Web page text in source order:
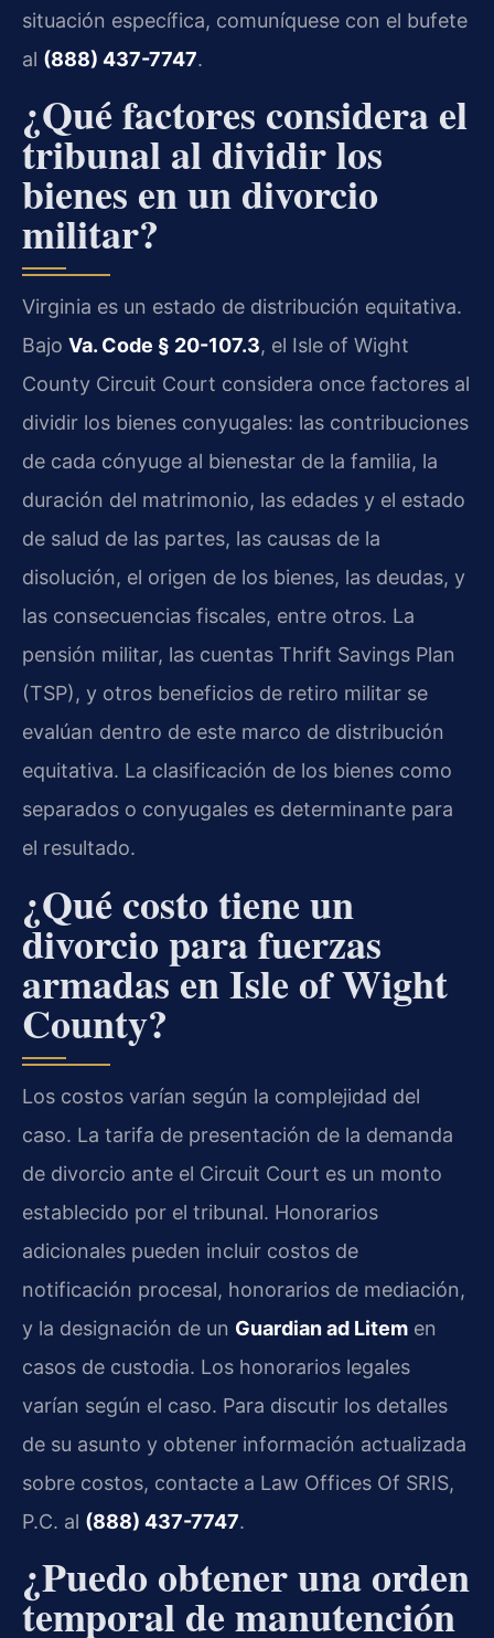
situación específica, comuníquese con el bufete
al (888) 437-7747.
¿Qué factores considera el
tribunal al dividir los
bienes en un divorcio
militar?
Virginia es un estado de distribución equitativa.
Bajo Va. Code § 20-107.3, el Isle of Wight
County Circuit Court considera once factores al
dividir los bienes conyugales: las contribuciones
de cada cónyuge al bienestar de la familia, la
duración del matrimonio, las edades y el estado
de salud de las partes, las causas de la
disolución, el origen de los bienes, las deudas, y
las consecuencias fiscales, entre otros. La
pensión militar, las cuentas Thrift Savings Plan
(TSP), y otros beneficios de retiro militar se
evalúan dentro de este marco de distribución
equitativa. La clasificación de los bienes como
separados o conyugales es determinante para
el resultado.
¿Qué costo tiene un
divorcio para fuerzas
armadas en Isle of Wight
County?
Los costos varían según la complejidad del
caso. La tarifa de presentación de la demanda
de divorcio ante el Circuit Court es un monto
establecido por el tribunal. Honorarios
adicionales pueden incluir costos de
notificación procesal, honorarios de mediación,
y la designación de un Guardian ad Litem en
casos de custodia. Los honorarios legales
varían según el caso. Para discutir los detalles
de su asunto y obtener información actualizada
sobre costos, contacte a Law Offices Of SRIS,
P.C. al (888) 437-7747.
¿Puedo obtener una orden
temporal de manutención